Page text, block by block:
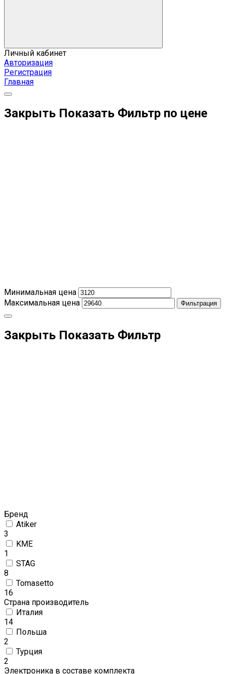
Личный кабинет
Авторизация
Регистрация
Главная
Закрыть Показать Фильтр по цене
Минимальная цена
Максимальная цена
Фильтрация
Закрыть Показать Фильтр
Бренд
Atiker
3
KME
1
STAG
8
Tomasetto
16
Страна производитель
Италия
14
Польша
2
Турция
2
Электроника в составе комплекта